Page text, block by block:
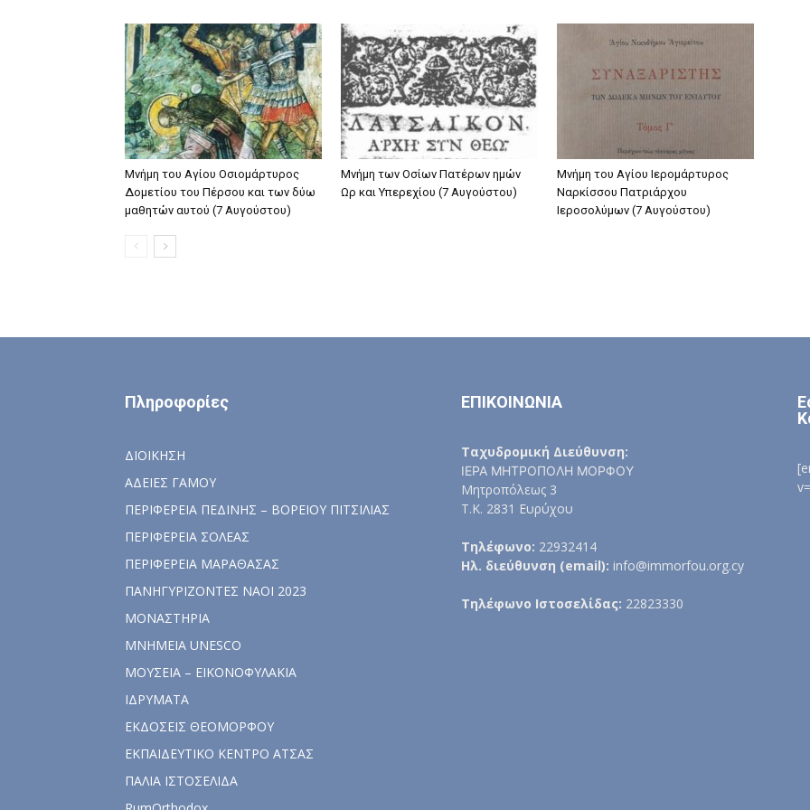
Μνήμη του Aγίου Oσιομάρτυρος
Δομετίου του Πέρσου και των δύω
μαθητών αυτού (7 Αυγούστου)
Μνήμη των Οσίων Πατέρων ημών
Ωρ και Υπερεχίου (7 Αυγούστου)
Μνήμη του Aγίου Ιερομάρτυρος
Ναρκίσσου Πατριάρχου
Ιεροσολύμων (7 Αυγούστου)
Πληροφορίες
ΔΙΟΙΚΗΣΗ
ΑΔΕΙΕΣ ΓΑΜΟΥ
ΠΕΡΙΦΕΡΕΙΑ ΠΕΔΙΝΗΣ – ΒΟΡΕΙΟΥ ΠΙΤΣΙΛΙΑΣ
ΠΕΡΙΦΕΡΕΙΑ ΣΟΛΕΑΣ
ΠΕΡΙΦΕΡΕΙΑ ΜΑΡΑΘΑΣΑΣ
ΠΑΝΗΓΥΡΙΖΟΝΤΕΣ ΝΑΟΙ 2023
ΜΟΝΑΣΤΗΡΙΑ
ΜΝΗΜΕΙΑ UNESCO
ΜΟΥΣΕΙΑ – ΕΙΚΟΝΟΦΥΛΑΚΙΑ
ΙΔΡΥΜΑΤΑ
ΕΚΔΟΣΕΙΣ ΘΕΟΜΟΡΦΟΥ
ΕΚΠΑΙΔΕΥΤΙΚΟ ΚΕΝΤΡΟ ΑΤΣΑΣ
ΠΑΛΙΑ ΙΣΤΟΣΕΛΙΔΑ
ΕΠΙΚΟΙΝΩΝΙΑ
Ταχυδρομική Διεύθυνση:
ΙΕΡΑ ΜΗΤΡΟΠΟΛΗ ΜΟΡΦΟΥ
Μητροπόλεως 3
Τ.Κ. 2831 Ευρύχου
Τηλέφωνο: 22932414
Ηλ. διεύθυνση (email): info@immorfou.org.cy
Τηλέφωνο Ιστοσελίδας: 22823330